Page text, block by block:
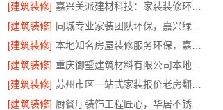
[建筑装修]
[建筑装修]
[建筑装修]
[建筑装修]
[建筑装修]
[建筑装修]